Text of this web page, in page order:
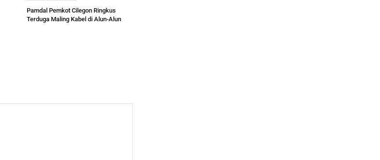
Pamdal Pemkot Cilegon Ringkus
Terduga Maling Kabel di Alun-Alun